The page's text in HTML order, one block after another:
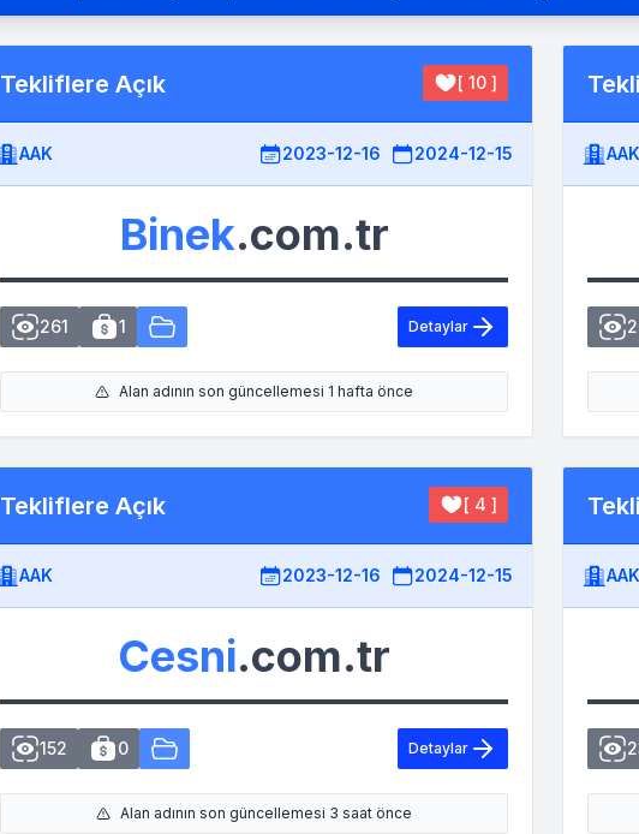
Tekliflere Açık [ 10 ]
AAK 2023-12-16 2024-12-15
Binek.com.tr
261 1 Detaylar
Alan adının son güncellemesi 1 hafta önce
AAK
Tekliflere Açık [ 4 ]
AAK 2023-12-16 2024-12-15
Cesni.com.tr
152 0 Detaylar
Alan adının son güncellemesi 3 saat önce
AAK